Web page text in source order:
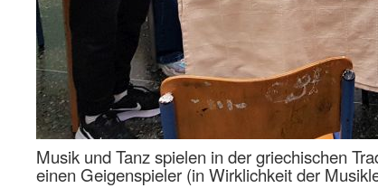
Musik und Tanz spielen in der griechischen
einen Geigenspieler (in Wirklichkeit der